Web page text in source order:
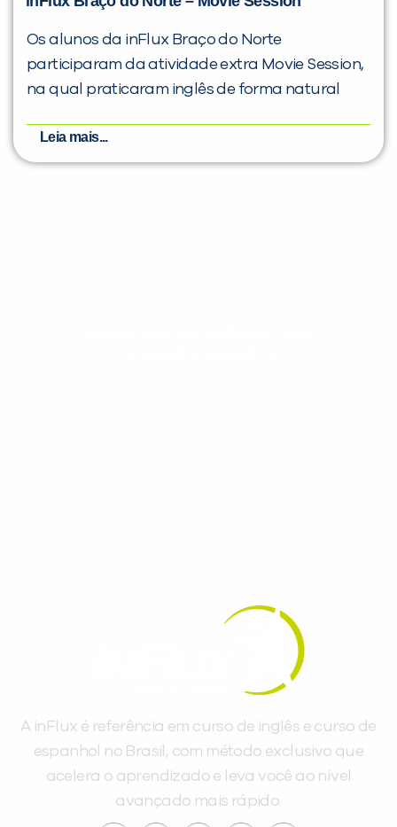
Os alunos da inFlux Braço do Norte
participaram da atividade extra Movie Session,
na qual praticaram inglês de forma natural
Leia mais...
A inFlux é referência em curso de inglês e curso de
espanhol no Brasil, com método exclusivo que
acelera o aprendizado e leva você ao nível
avançado mais rápido.